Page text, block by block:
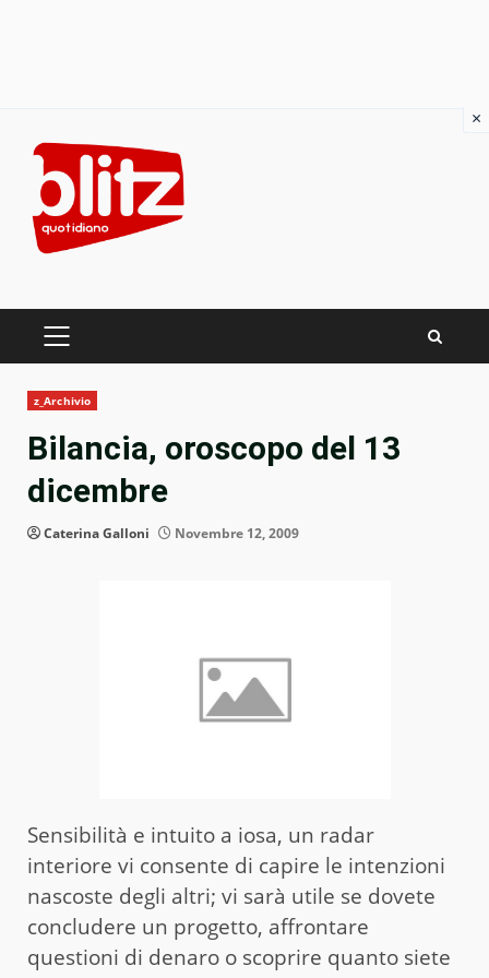
content
PRIMARY
z_Archivio
Bilancia, oroscopo del 13
dicembre
Caterina Galloni Novembre 12, 2009
Sensibilità e intuito a iosa, un radar
interiore vi consente di capire le intenzioni
nascoste degli altri; vi sarà utile se dovete
concludere un progetto, affrontare
questioni di denaro o scoprire quanto siete
×